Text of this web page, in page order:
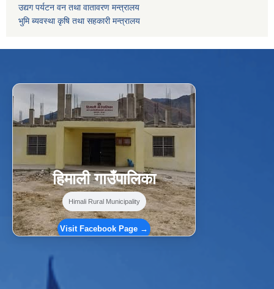
उद्यग पर्यटन वन तथा वातावरण मन्त्रालय
भुमि ब्यवस्था कृषि तथा सहकारी मन्त्रालय
f Facebook ⋯
हिमाली गाउँपालिका
Himali Rural Municipality
Visit Facebook Page →